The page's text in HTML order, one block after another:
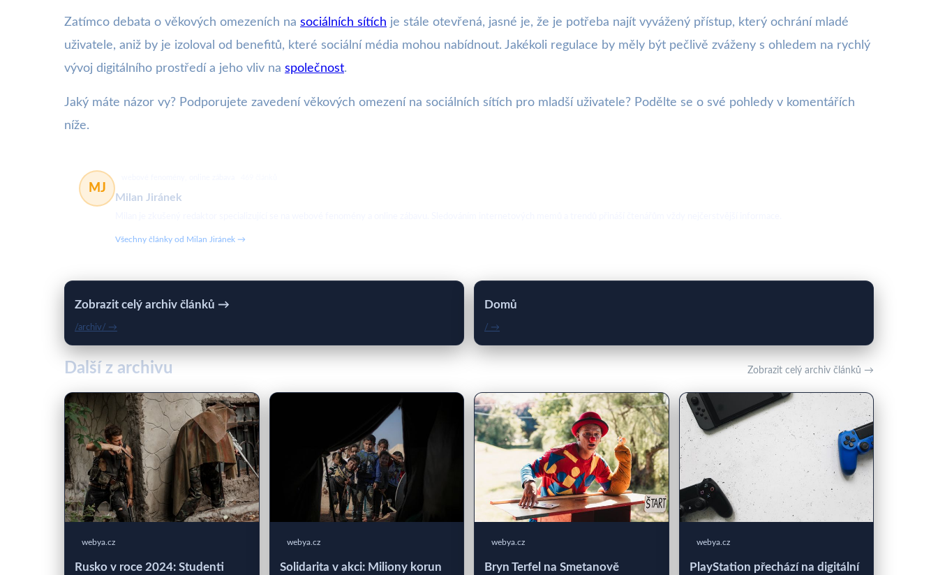
Zatímco debata o věkových omezeních na sociálních sítích je stále otevřená, jasné je, že je potřeba najít vyvážený přístup, který ochrání mladé
uživatele, aniž by je izoloval od benefitů, které sociální média mohou nabídnout. Jakékoli regulace by měly být pečlivě zváženy s ohledem na rychlý
vývoj digitálního prostředí a jeho vliv na společnost.
Jaký máte názor vy? Podporujete zavedení věkových omezení na sociálních sítích pro mladší uživatele? Podělte se o své pohledy v komentářích
níže.
MJ
Milan Jiránek
Všechny články od Milan Jiránek →
Zobrazit celý archiv článků →
/archiv/ →
Domů
/ →
Další z archivu Zobrazit celý archiv článků →
webya.cz
Rusko v roce 2024: Studenti
webya.cz
Solidarita v akci: Miliony korun
webya.cz
Bryn Terfel na Smetanově
webya.cz
PlayStation přechází na digitální